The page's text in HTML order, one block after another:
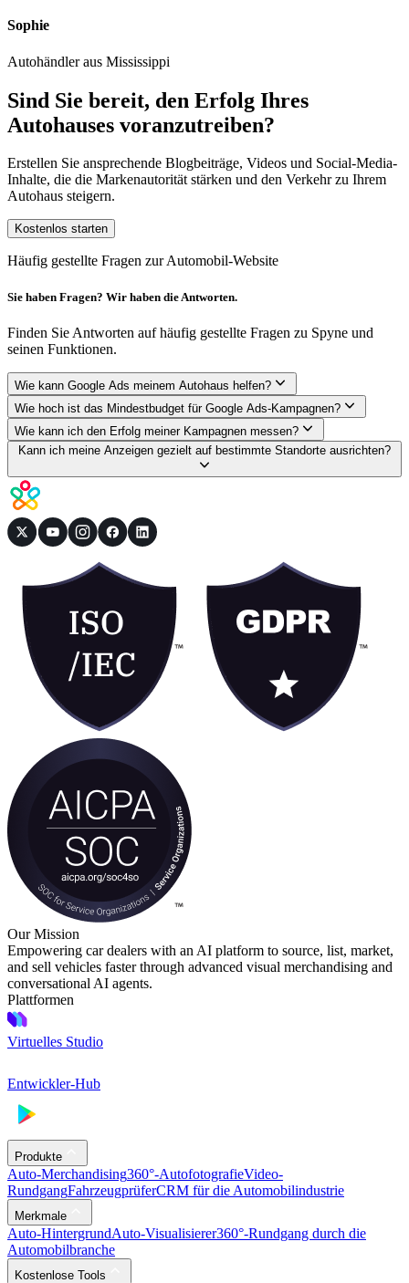
Sophie
Autohändler aus Mississippi
Sind Sie bereit, den Erfolg Ihres
Autohauses voranzutreiben?
Erstellen Sie ansprechende Blogbeiträge, Videos und Social-Media-
Inhalte, die die Markenautorität stärken und den Verkehr zu Ihrem
Autohaus steigern.
Kostenlos starten
Häufig gestellte Fragen zur Automobil-Website
Sie haben Fragen? Wir haben die Antworten.
Finden Sie Antworten auf häufig gestellte Fragen zu Spyne und
seinen Funktionen.
Wie kann Google Ads meinem Autohaus helfen?
Wie hoch ist das Mindestbudget für Google Ads-Kampagnen?
Wie kann ich den Erfolg meiner Kampagnen messen?
Kann ich meine Anzeigen gezielt auf bestimmte Standorte ausrichten?
Our Mission
Empowering car dealers with an AI platform to source, list, market,
and sell vehicles faster through advanced visual merchandising and
conversational AI agents.
Plattformen
Virtuelles Studio
Entwickler-Hub
Produkte
Auto-Merchandising360°-AutofotografieVideo-
RundgangFahrzeugprüferCRM für die Automobilindustrie
Merkmale
Auto-HintergrundAuto-Visualisierer360°-Rundgang durch die
Automobilbranche
Kostenlose Tools